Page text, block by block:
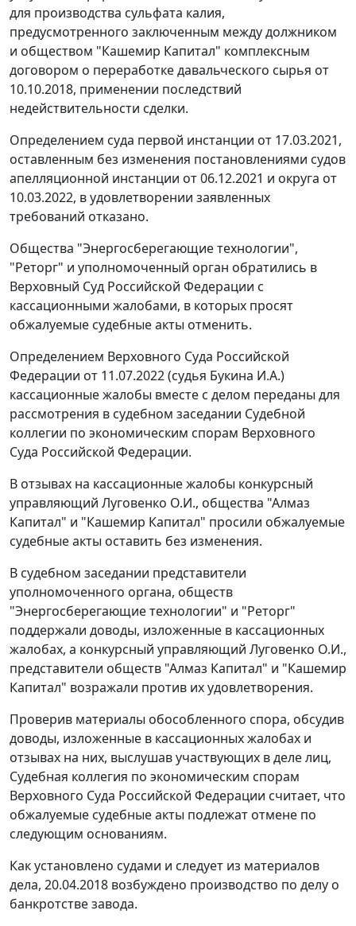
для производства сульфата калия,
предусмотренного заключенным между должником
и обществом "Кашемир Капитал" комплексным
договором о переработке давальческого сырья от
10.10.2018, применении последствий
недействительности сделки.
Определением суда первой инстанции от 17.03.2021,
оставленным без изменения постановлениями судов
апелляционной инстанции от 06.12.2021 и округа от
10.03.2022, в удовлетворении заявленных
требований отказано.
Общества "Энергосберегающие технологии",
"Реторг" и уполномоченный орган обратились в
Верховный Суд Российской Федерации с
кассационными жалобами, в которых просят
обжалуемые судебные акты отменить.
Определением Верховного Суда Российской
Федерации от 11.07.2022 (судья Букина И.А.)
кассационные жалобы вместе с делом переданы для
рассмотрения в судебном заседании Судебной
коллегии по экономическим спорам Верховного
Суда Российской Федерации.
В отзывах на кассационные жалобы конкурсный
управляющий Луговенко О.И., общества "Алмаз
Капитал" и "Кашемир Капитал" просили обжалуемые
судебные акты оставить без изменения.
В судебном заседании представители
уполномоченного органа, обществ
"Энергосберегающие технологии" и "Реторг"
поддержали доводы, изложенные в кассационных
жалобах, а конкурсный управляющий Луговенко О.И.,
представители обществ "Алмаз Капитал" и "Кашемир
Капитал" возражали против их удовлетворения.
Проверив материалы обособленного спора, обсудив
доводы, изложенные в кассационных жалобах и
отзывах на них, выслушав участвующих в деле лиц,
Судебная коллегия по экономическим спорам
Верховного Суда Российской Федерации считает, что
обжалуемые судебные акты подлежат отмене по
следующим основаниям.
Как установлено судами и следует из материалов
дела, 20.04.2018 возбуждено производство по делу о
банкротстве завода.